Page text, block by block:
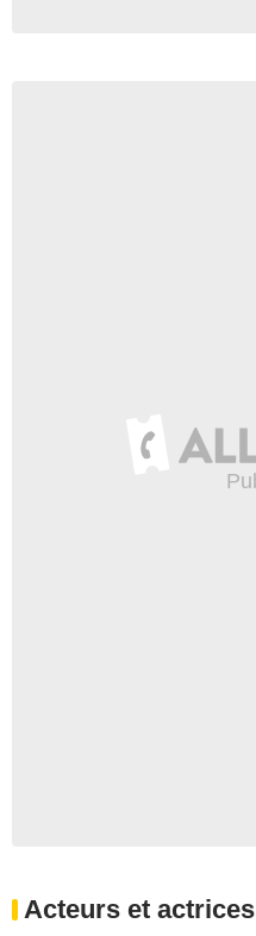
Acteurs et actrices